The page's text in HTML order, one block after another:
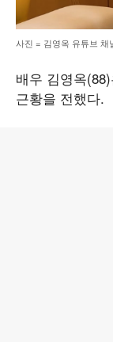
사진 = 김영옥 유튜브 채
배우 김영옥
근황을 전했다.